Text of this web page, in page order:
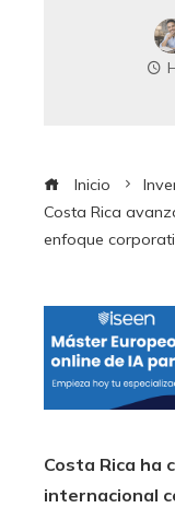
Inicio
Costa Rica
enfoque
Costa Rica ha
internacional